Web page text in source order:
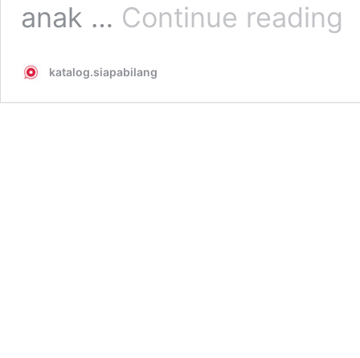
anak … Continue reading
katalog.siapabilang